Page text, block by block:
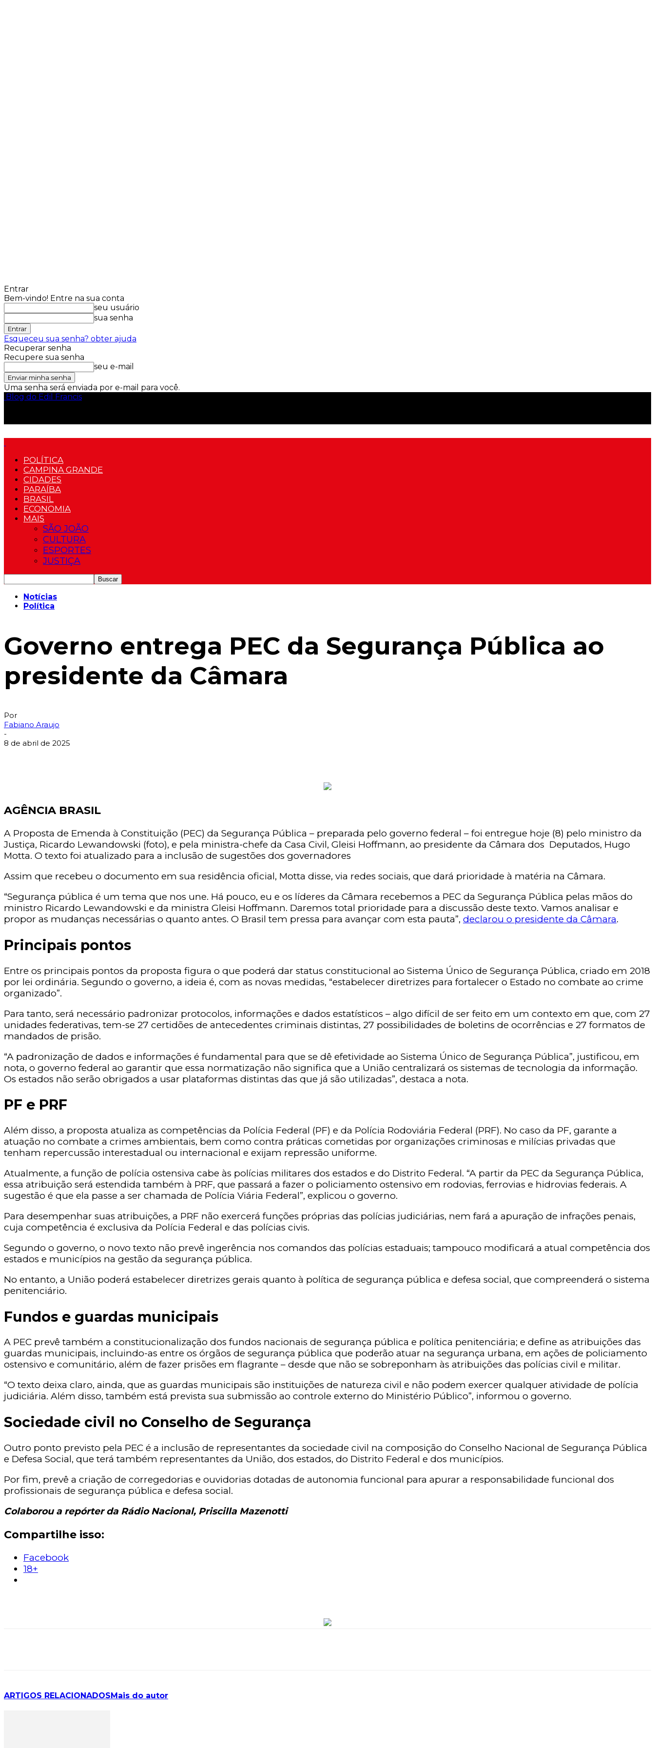
Entrar
Bem-vindo! Entre na sua conta
seu usuário
sua senha
Esqueceu sua senha? obter ajuda
Recuperar senha
Recupere sua senha
seu e-mail
Uma senha será enviada por e-mail para você.
Blog do Edil Francis
POLÍTICA
CAMPINA GRANDE
CIDADES
PARAÍBA
BRASIL
ECONOMIA
MAIS
SÃO JOÃO
CULTURA
ESPORTES
JUSTIÇA
Notícias
Política
Governo entrega PEC da Segurança Pública ao
presidente da Câmara
Por
Fabiano Araujo
-
8 de abril de 2025
AGÊNCIA BRASIL
A Proposta de Emenda à Constituição (PEC) da Segurança Pública – preparada pelo governo federal – foi entregue hoje (8) pelo ministro da
Justiça, Ricardo Lewandowski (foto), e pela ministra-chefe da Casa Civil, Gleisi Hoffmann, ao presidente da Câmara dos Deputados, Hugo
Motta. O texto foi atualizado para a inclusão de sugestões dos governadores
Assim que recebeu o documento em sua residência oficial, Motta disse, via redes sociais, que dará prioridade à matéria na Câmara.
“Segurança pública é um tema que nos une. Há pouco, eu e os líderes da Câmara recebemos a PEC da Segurança Pública pelas mãos do
ministro Ricardo Lewandowski e da ministra Gleisi Hoffmann. Daremos total prioridade para a discussão deste texto. Vamos analisar e
propor as mudanças necessárias o quanto antes. O Brasil tem pressa para avançar com esta pauta”, declarou o presidente da Câmara.
Principais pontos
Entre os principais pontos da proposta figura o que poderá dar status constitucional ao Sistema Único de Segurança Pública, criado em 2018
por lei ordinária. Segundo o governo, a ideia é, com as novas medidas, “estabelecer diretrizes para fortalecer o Estado no combate ao crime
organizado”.
Para tanto, será necessário padronizar protocolos, informações e dados estatísticos – algo difícil de ser feito em um contexto em que, com 27
unidades federativas, tem-se 27 certidões de antecedentes criminais distintas, 27 possibilidades de boletins de ocorrências e 27 formatos de
mandados de prisão.
“A padronização de dados e informações é fundamental para que se dê efetividade ao Sistema Único de Segurança Pública”, justificou, em
nota, o governo federal ao garantir que essa normatização não significa que a União centralizará os sistemas de tecnologia da informação.
Os estados não serão obrigados a usar plataformas distintas das que já são utilizadas”, destaca a nota.
PF e PRF
Além disso, a proposta atualiza as competências da Polícia Federal (PF) e da Polícia Rodoviária Federal (PRF). No caso da PF, garante a
atuação no combate a crimes ambientais, bem como contra práticas cometidas por organizações criminosas e milícias privadas que
tenham repercussão interestadual ou internacional e exijam repressão uniforme.
Atualmente, a função de polícia ostensiva cabe às polícias militares dos estados e do Distrito Federal. “A partir da PEC da Segurança Pública,
essa atribuição será estendida também à PRF, que passará a fazer o policiamento ostensivo em rodovias, ferrovias e hidrovias federais. A
sugestão é que ela passe a ser chamada de Polícia Viária Federal”, explicou o governo.
Para desempenhar suas atribuições, a PRF não exercerá funções próprias das polícias judiciárias, nem fará a apuração de infrações penais,
cuja competência é exclusiva da Polícia Federal e das polícias civis.
Segundo o governo, o novo texto não prevê ingerência nos comandos das polícias estaduais; tampouco modificará a atual competência dos
estados e municípios na gestão da segurança pública.
No entanto, a União poderá estabelecer diretrizes gerais quanto à política de segurança pública e defesa social, que compreenderá o sistema
penitenciário.
Fundos e guardas municipais
A PEC prevê também a constitucionalização dos fundos nacionais de segurança pública e política penitenciária; e define as atribuições das
guardas municipais, incluindo-as entre os órgãos de segurança pública que poderão atuar na segurança urbana, em ações de policiamento
ostensivo e comunitário, além de fazer prisões em flagrante – desde que não se sobreponham às atribuições das polícias civil e militar.
“O texto deixa claro, ainda, que as guardas municipais são instituições de natureza civil e não podem exercer qualquer atividade de polícia
judiciária. Além disso, também está prevista sua submissão ao controle externo do Ministério Público”, informou o governo.
Sociedade civil no Conselho de Segurança
Outro ponto previsto pela PEC é a inclusão de representantes da sociedade civil na composição do Conselho Nacional de Segurança Pública
e Defesa Social, que terá também representantes da União, dos estados, do Distrito Federal e dos municípios.
Por fim, prevê a criação de corregedorias e ouvidorias dotadas de autonomia funcional para apurar a responsabilidade funcional dos
profissionais de segurança pública e defesa social.
Colaborou a repórter da Rádio Nacional, Priscilla Mazenotti
Compartilhe isso:
Facebook
18+
ARTIGOS RELACIONADOSMais do autor